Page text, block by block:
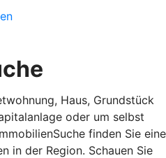
Haus, Grundstück
oder um selbst
finden Sie eine
in der Region. Schauen Sie